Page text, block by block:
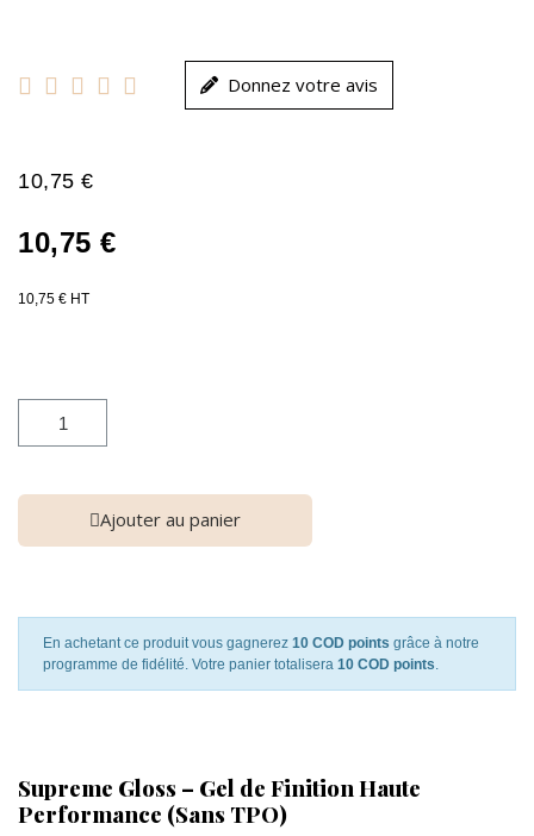
     Donnez votre avis
10,75 €
10,75 €
10,75 € HT
Ajouter au panier
En achetant ce produit vous gagnerez 10 COD points grâce à notre
programme de fidélité. Votre panier totalisera 10 COD points.
Supreme Gloss – Gel de Finition Haute
Performance (Sans TPO)